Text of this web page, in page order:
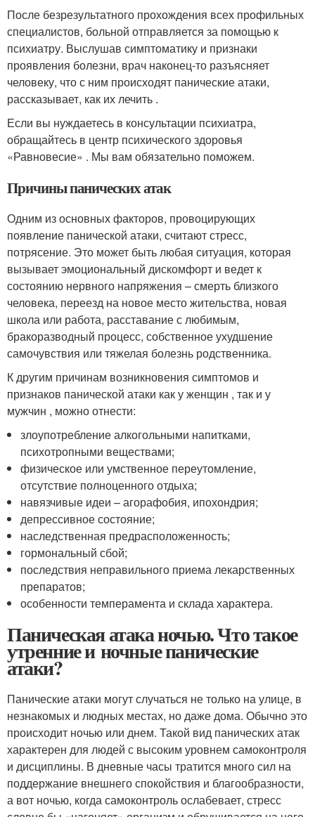
После безрезультатного прохождения всех профильных
специалистов, больной отправляется за помощью к
психиатру. Выслушав симптоматику и признаки
проявления болезни, врач наконец-то разъясняет
человеку, что с ним происходят панические атаки,
рассказывает, как их лечить .
Если вы нуждаетесь в консультации психиатра,
обращайтесь в центр психического здоровья
«Равновесие» . Мы вам обязательно поможем.
Причины панических атак
Одним из основных факторов, провоцирующих
появление панической атаки, считают стресс,
потрясение. Это может быть любая ситуация, которая
вызывает эмоциональный дискомфорт и ведет к
состоянию нервного напряжения – смерть близкого
человека, переезд на новое место жительства, новая
школа или работа, расставание с любимым,
бракоразводный процесс, собственное ухудшение
самочувствия или тяжелая болезнь родственника.
К другим причинам возникновения симптомов и
признаков панической атаки как у женщин , так и у
мужчин , можно отнести:
злоупотребление алкогольными напитками,
психотропными веществами;
физическое или умственное переутомление,
отсутствие полноценного отдыха;
навязчивые идеи – агорафобия, ипохондрия;
депрессивное состояние;
наследственная предрасположенность;
гормональный сбой;
последствия неправильного приема лекарственных
препаратов;
особенности темперамента и склада характера.
Паническая атака ночью. Что такое
утренние и ночные панические
атаки?
Панические атаки могут случаться не только на улице, в
незнакомых и людных местах, но даже дома. Обычно это
происходит ночью или днем. Такой вид панических атак
характерен для людей с высоким уровнем самоконтроля
и дисциплины. В дневные часы тратится много сил на
поддержание внешнего спокойствия и благообразности,
а вот ночью, когда самоконтроль ослабевает, стресс